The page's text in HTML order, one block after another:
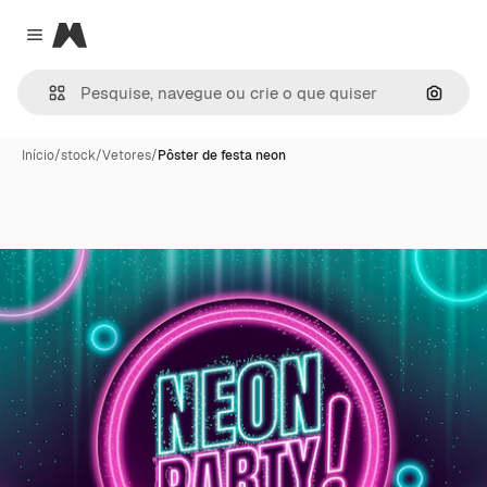
Close menu
Magnific
Início/stock/Vetores/Pôster de festa neon